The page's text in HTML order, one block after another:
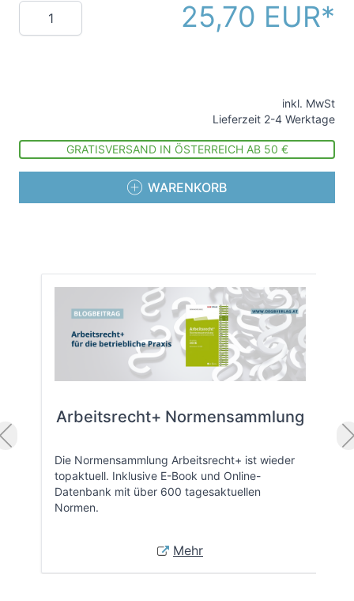
Menge 25,70 EUR
inkl. MwSt
Lieferzeit 2-4 Werktage
GRATISVERSAND IN ÖSTERREICH AB 50 €
WARENKORB
Arbeitsrecht+ Normensammlung
Die Normensammlung Arbeitsrecht+ ist wieder
topaktuell. Inklusive E-Book und Online-
Datenbank mit über 600 tagesaktuellen
Normen.
Mehr